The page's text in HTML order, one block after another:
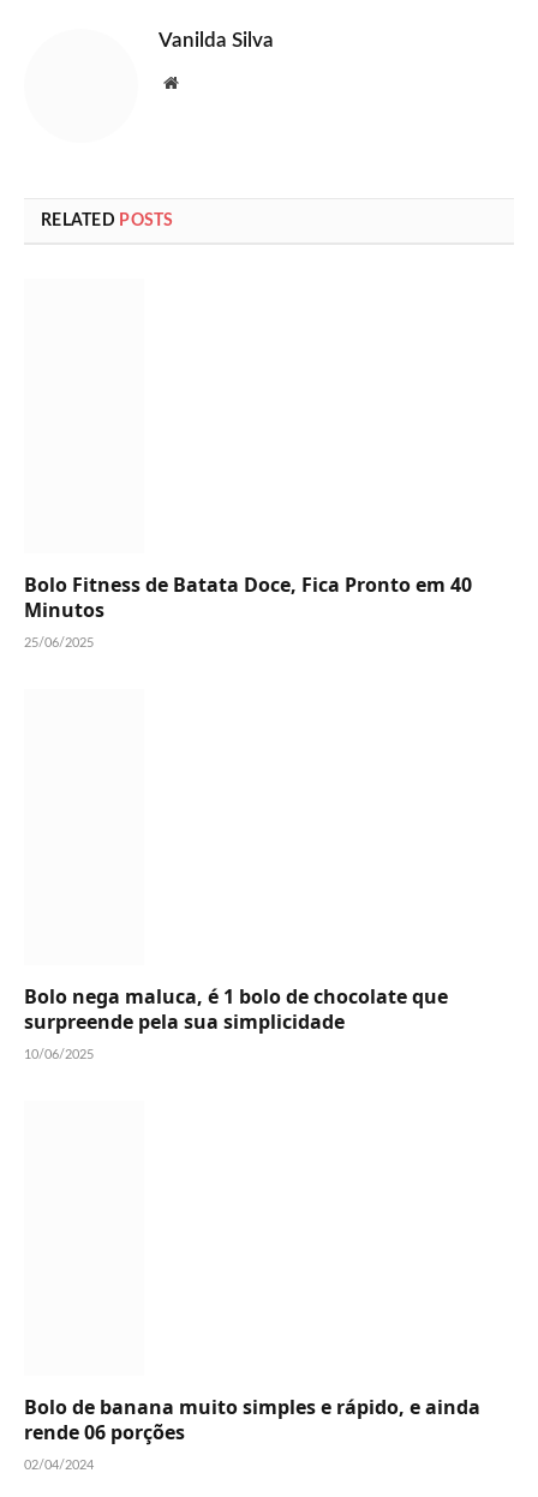
Vanilda Silva
Website
RELATED POSTS
Bolo Fitness de Batata Doce, Fica Pronto em 40
Minutos
25/06/2025
Bolo nega maluca, é 1 bolo de chocolate que
surpreende pela sua simplicidade
10/06/2025
Bolo de banana muito simples e rápido, e ainda
rende 06 porções
02/04/2024